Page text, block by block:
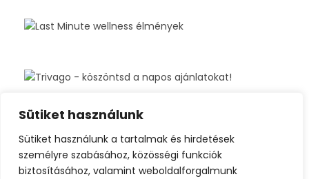
Sütiket használunk
Sütiket használunk a tartalmak és hirdetések
személyre szabásához, közösségi funkciók
biztosításához, valamint weboldalforgalmunk